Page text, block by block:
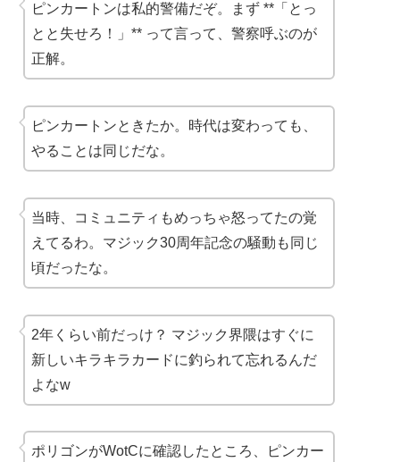
ピンカートンは私的警備だぞ。まず **「とっ
とと失せろ！」** って言って、警察呼ぶのが
正解。
ピンカートンときたか。時代は変わっても、
やることは同じだな。
当時、コミュニティもめっちゃ怒ってたの覚
えてるわ。マジック30周年記念の騒動も同じ
頃だったな。
2年くらい前だっけ？ マジック界隈はすぐに
新しいキラキラカードに釣られて忘れるんだ
よなw
ポリゴンがWotCに確認したところ、ピンカー